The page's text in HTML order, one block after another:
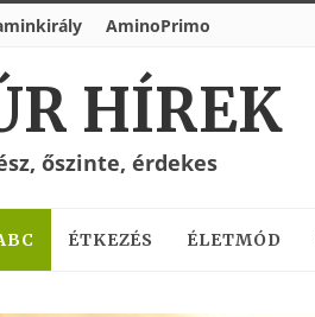
AminoPrimo
HÍREK
őszinte, érdekes
ÉTKEZÉS ÉLETMÓD